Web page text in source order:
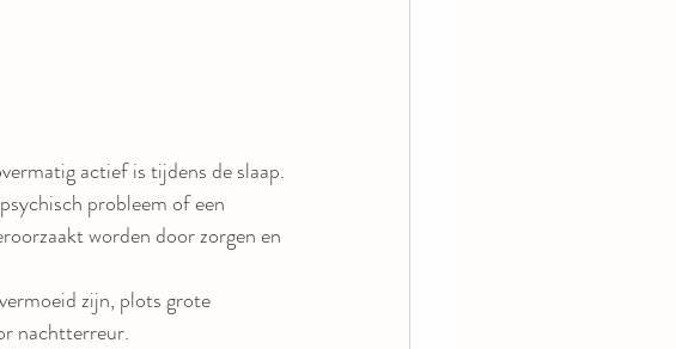
actief is tijdens de slaap.
probleem of een
worden door zorgen en
zijn, plots grote
nachtterreur.